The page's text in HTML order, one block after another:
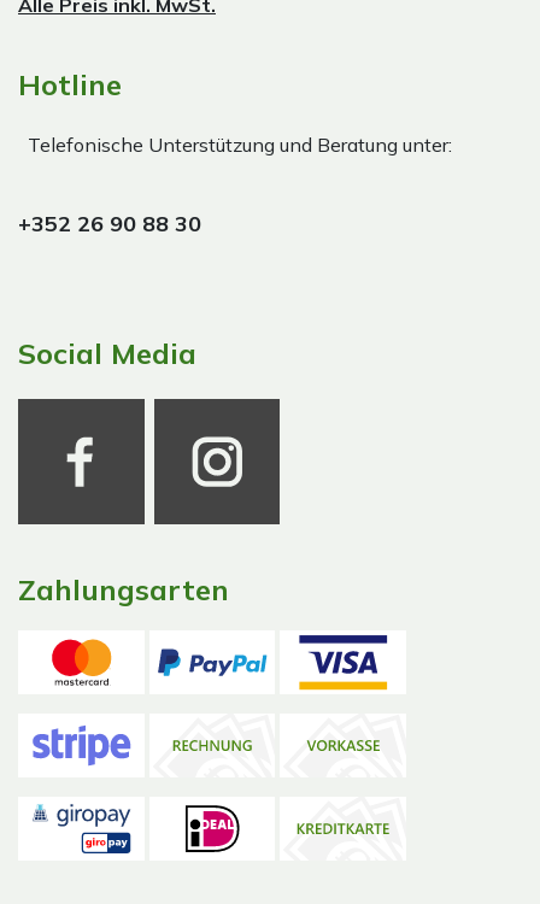
Hotline
Telefonische Unterstützung und Beratung unter:
+352 26 90 88 30
Social Media
Zahlungsarten